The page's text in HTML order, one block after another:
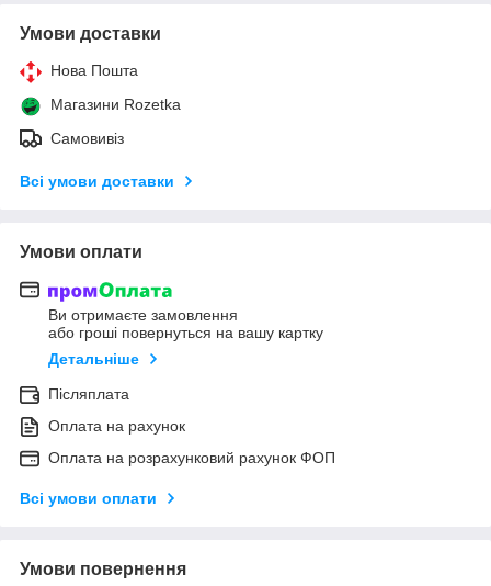
Умови доставки
Нова Пошта
Магазини Rozetka
Самовивіз
Всі умови доставки
Умови оплати
Ви отримаєте замовлення
або гроші повернуться на вашу картку
Детальніше
Післяплата
Оплата на рахунок
Оплата на розрахунковий рахунок ФОП
Всі умови оплати
Умови повернення